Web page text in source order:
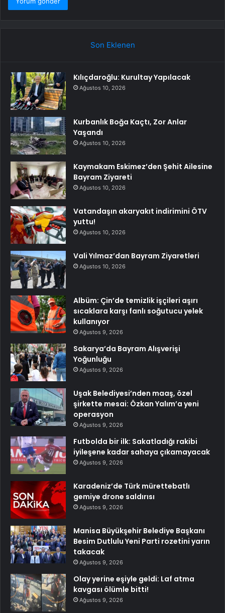
Son Eklenen
Kılıçdaroğlu: Kurultay Yapılacak
Ağustos 10, 2026
Kurbanlık Boğa Kaçtı, Zor Anlar
Yaşandı
Ağustos 10, 2026
Kaymakam Eskimez’den Şehit Ailesine
Bayram Ziyareti
Ağustos 10, 2026
Vatandaşın akaryakıt indirimini ÖTV
yuttu!
Ağustos 10, 2026
Vali Yılmaz’dan Bayram Ziyaretleri
Ağustos 10, 2026
Albüm: Çin’de temizlik işçileri aşırı
sıcaklara karşı fanlı soğutucu yelek
kullanıyor
Ağustos 9, 2026
Sakarya’da Bayram Alışverişi
Yoğunluğu
Ağustos 9, 2026
Uşak Belediyesi’nden maaş, özel
şirkette mesai: Özkan Yalım’a yeni
operasyon
Ağustos 9, 2026
Futbolda bir ilk: Sakatladığı rakibi
iyileşene kadar sahaya çıkamayacak
Ağustos 9, 2026
Karadeniz’de Türk mürettebatlı
gemiye drone saldırısı
Ağustos 9, 2026
Manisa Büyükşehir Belediye Başkanı
Besim Dutlulu Yeni Parti rozetini yarın
takacak
Ağustos 9, 2026
Olay yerine eşiyle geldi: Laf atma
kavgası ölümle bitti!
Ağustos 9, 2026